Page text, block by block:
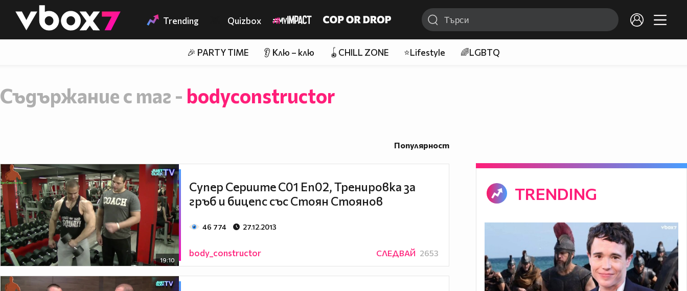
👾 Trending Quizbox
🎉 PARTY TIME 👂 Клю – клю 🪀CHILL ZONE ⭐Lifestyle 🌈LGBTQ
Съдържание с таг - bodyconstructor
Популярност
TRENDING
19:10
Супер Сериите С01 Еп02, Тренировка за
гръб и бицепс със Стоян Стоянов
46 774 27.12.2013
body_constructor СЛЕДВАЙ 2653